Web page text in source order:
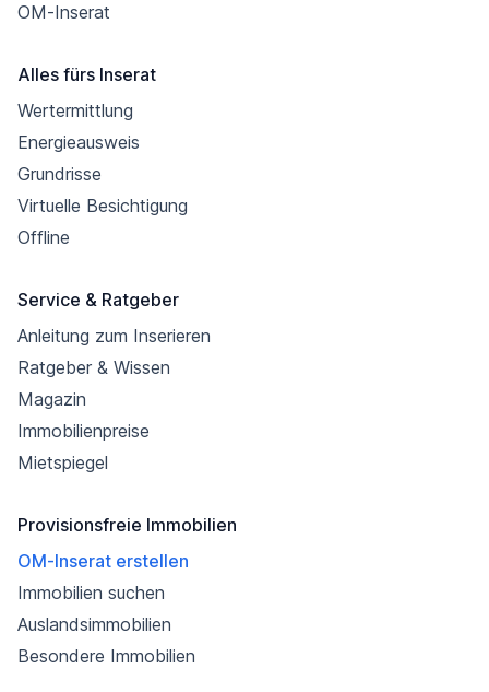
OM-Inserat
Alles fürs Inserat
Wertermittlung
Energieausweis
Grundrisse
Virtuelle Besichtigung
Offline
Service & Ratgeber
Anleitung zum Inserieren
Ratgeber & Wissen
Magazin
Immobilienpreise
Mietspiegel
Provisionsfreie Immobilien
OM-Inserat erstellen
Immobilien suchen
Auslandsimmobilien
Besondere Immobilien